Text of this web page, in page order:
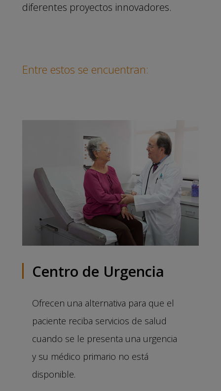
diferentes proyectos innovadores.
Entre estos se encuentran:
Centro de Urgencia
Ofrecen una alternativa para que el
paciente reciba servicios de salud
cuando se le presenta una urgencia
y su médico primario no está
disponible.